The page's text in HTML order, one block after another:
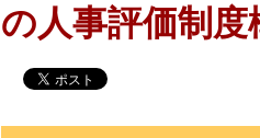
の人事評価制